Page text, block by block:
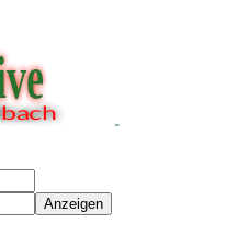
Anzeigen